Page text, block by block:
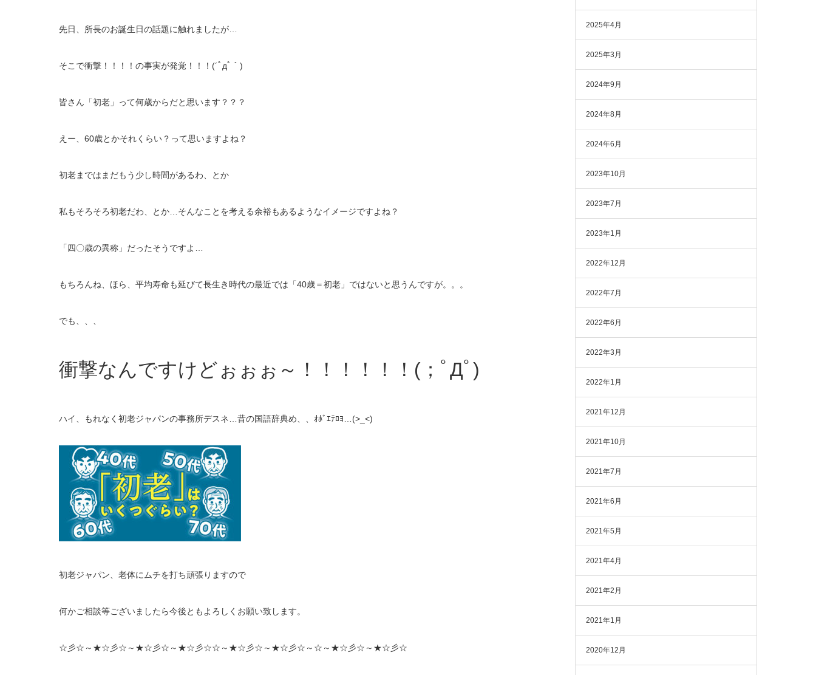
先日、所長のお誕生日の話題に触れましたが…
そこで衝撃！！！！の事実が発覚！！！(´ﾟдﾟ｀)
皆さん「初老」って何歳からだと思います？？？
えー、60歳とかそれくらい？って思いますよね？
初老まではまだもう少し時間があるわ、とか
私もそろそろ初老だわ、とか…そんなことを考える余裕もあるようなイメージですよね？
「四〇歳の異称」だったそうですよ…
もちろんね、ほら、平均寿命も延びて長生き時代の最近では「40歳＝初老」ではないと思うんですが。。。
でも、、、
衝撃なんですけどぉぉぉ～！！！！！！(；ﾟДﾟ)
ハイ、もれなく初老ジャパンの事務所デスネ…昔の国語辞典め、、ｵﾎﾞｴﾃﾛﾖ…(>_<)
初老ジャパン、老体にムチを打ち頑張りますので
何かご相談等ございましたら今後ともよろしくお願い致します。
☆彡☆～★☆彡☆～★☆彡☆～★☆彡☆☆～★☆彡☆～★☆彡☆～☆～★☆彡☆～★☆彡☆
2025年4月
2025年3月
2024年9月
2024年8月
2024年6月
2023年10月
2023年7月
2023年1月
2022年12月
2022年7月
2022年6月
2022年3月
2022年1月
2021年12月
2021年10月
2021年7月
2021年6月
2021年5月
2021年4月
2021年2月
2021年1月
2020年12月